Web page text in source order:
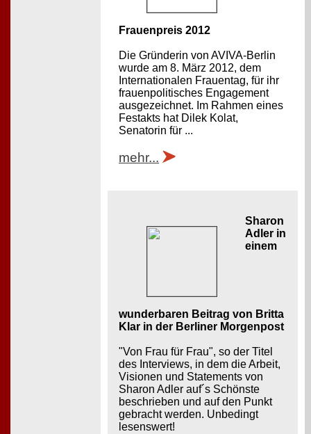
Frauenpreis 2012
Die Gründerin von AVIVA-Berlin
wurde am 8. März 2012, dem
Internationalen Frauentag, für ihr
frauenpolitisches Engagement
ausgezeichnet. Im Rahmen eines
Festakts hat Dilek Kolat,
Senatorin für ...
mehr...
Sharon
Adler in
einem
wunderbaren Beitrag von Britta
Klar in der Berliner Morgenpost
"Von Frau für Frau", so der Titel
des Interviews, in dem die Arbeit,
Visionen und Statements von
Sharon Adler auf´s Schönste
beschrieben und auf den Punkt
gebracht werden. Unbedingt
lesenswert!